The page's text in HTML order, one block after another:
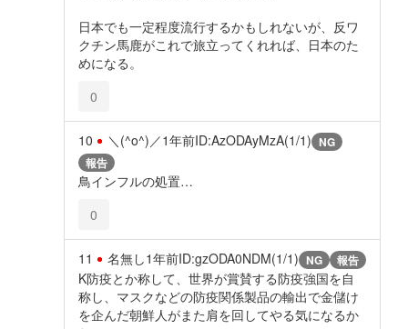
日本でも一定程度流行するかもしれないが、反ワ
クチン馬鹿がこれで旅立ってくれれば、日本のた
めになる。
0
10 ＼(^o^)／1年前ID:AzODAyMzA(1/1) NG
報告
鳥インフルの処置…
0
11 名無し1年前ID:gzODA0NDM(1/1) NG 報告
K防疫とか称して、世界が賞賛する防疫強国を自
称し、マスクなどの防疫関係製品の輸出で金儲け
を企んだ朝鮮人がまた肩を回してやる気になるか